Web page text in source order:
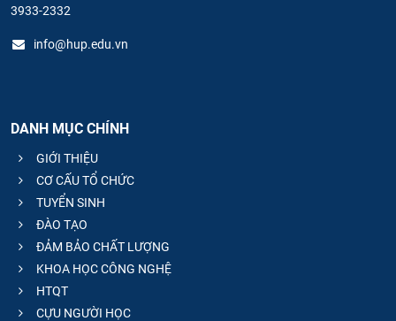
3933-2332
info@hup.edu.vn
DANH MỤC CHÍNH
GIỚI THIỆU
CƠ CẤU TỔ CHỨC
TUYỂN SINH
ĐÀO TẠO
ĐẢM BẢO CHẤT LƯỢNG
KHOA HỌC CÔNG NGHỆ
HTQT
CỰU NGƯỜI HỌC